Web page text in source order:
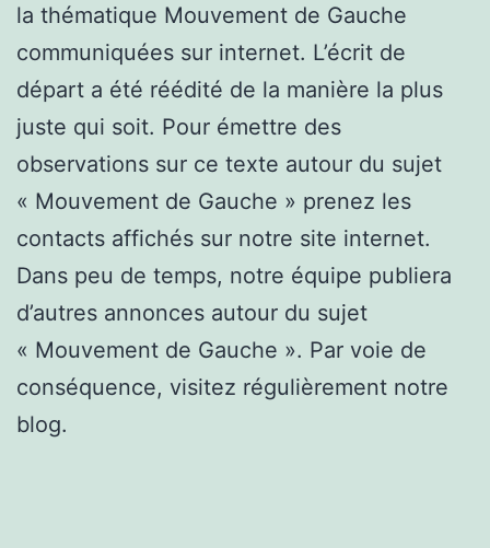
la thématique Mouvement de Gauche
communiquées sur internet. L’écrit de
départ a été réédité de la manière la plus
juste qui soit. Pour émettre des
observations sur ce texte autour du sujet
« Mouvement de Gauche » prenez les
contacts affichés sur notre site internet.
Dans peu de temps, notre équipe publiera
d’autres annonces autour du sujet
« Mouvement de Gauche ». Par voie de
conséquence, visitez régulièrement notre
blog.